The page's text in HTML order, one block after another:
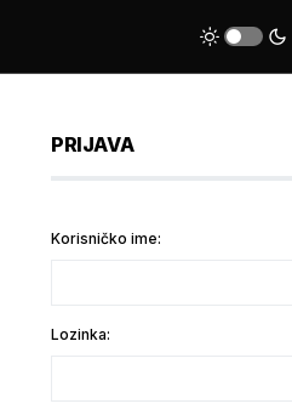
PRIJAVA
Korisničko ime:
Lozinka: